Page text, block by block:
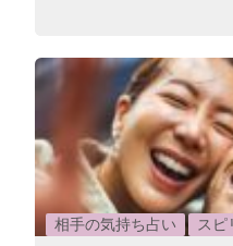
相手の気持ち占い
スピ